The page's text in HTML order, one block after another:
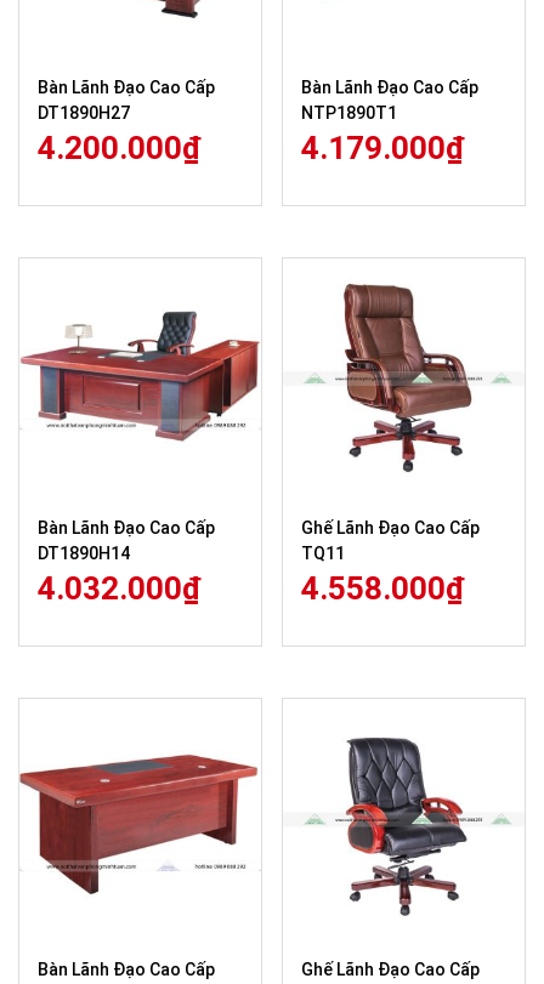
Bàn Lãnh Đạo Cao Cấp
DT1890H27
4.200.000₫
Bàn Lãnh Đạo Cao Cấp
NTP1890T1
4.179.000₫
Bàn Lãnh Đạo Cao Cấp
DT1890H14
4.032.000₫
Ghế Lãnh Đạo Cao Cấp
TQ11
4.558.000₫
Bàn Lãnh Đạo Cao Cấp Ghế Lãnh Đạo Cao Cấp